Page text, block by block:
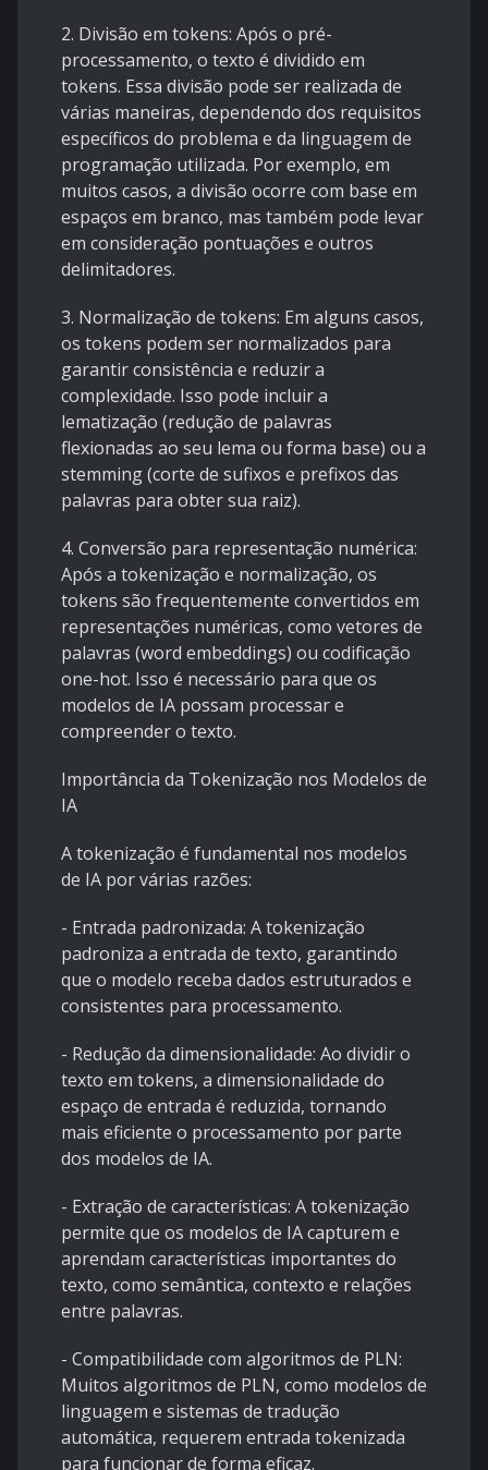
2. Divisão em tokens: Após o pré-
processamento, o texto é dividido em
tokens. Essa divisão pode ser realizada de
várias maneiras, dependendo dos requisitos
específicos do problema e da linguagem de
programação utilizada. Por exemplo, em
muitos casos, a divisão ocorre com base em
espaços em branco, mas também pode levar
em consideração pontuações e outros
delimitadores.
3. Normalização de tokens: Em alguns casos,
os tokens podem ser normalizados para
garantir consistência e reduzir a
complexidade. Isso pode incluir a
lematização (redução de palavras
flexionadas ao seu lema ou forma base) ou a
stemming (corte de sufixos e prefixos das
palavras para obter sua raiz).
4. Conversão para representação numérica:
Após a tokenização e normalização, os
tokens são frequentemente convertidos em
representações numéricas, como vetores de
palavras (word embeddings) ou codificação
one-hot. Isso é necessário para que os
modelos de IA possam processar e
compreender o texto.
Importância da Tokenização nos Modelos de
IA
A tokenização é fundamental nos modelos
de IA por várias razões:
- Entrada padronizada: A tokenização
padroniza a entrada de texto, garantindo
que o modelo receba dados estruturados e
consistentes para processamento.
- Redução da dimensionalidade: Ao dividir o
texto em tokens, a dimensionalidade do
espaço de entrada é reduzida, tornando
mais eficiente o processamento por parte
dos modelos de IA.
- Extração de características: A tokenização
permite que os modelos de IA capturem e
aprendam características importantes do
texto, como semântica, contexto e relações
entre palavras.
- Compatibilidade com algoritmos de PLN:
Muitos algoritmos de PLN, como modelos de
linguagem e sistemas de tradução
automática, requerem entrada tokenizada
para funcionar de forma eficaz.